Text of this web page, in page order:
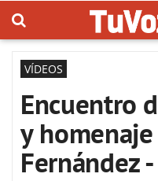
VÍDEOS
Encuentro
y
Fernández